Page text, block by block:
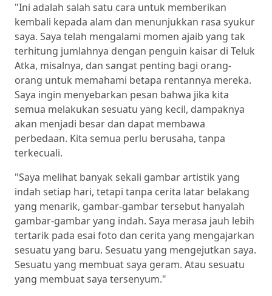
"Ini adalah salah satu cara untuk memberikan
kembali kepada alam dan menunjukkan rasa syukur
saya. Saya telah mengalami momen ajaib yang tak
terhitung jumlahnya dengan penguin kaisar di Teluk
Atka, misalnya, dan sangat penting bagi orang-
orang untuk memahami betapa rentannya mereka.
Saya ingin menyebarkan pesan bahwa jika kita
semua melakukan sesuatu yang kecil, dampaknya
akan menjadi besar dan dapat membawa
perbedaan. Kita semua perlu berusaha, tanpa
terkecuali.
"Saya melihat banyak sekali gambar artistik yang
indah setiap hari, tetapi tanpa cerita latar belakang
yang menarik, gambar-gambar tersebut hanyalah
gambar-gambar yang indah. Saya merasa jauh lebih
tertarik pada esai foto dan cerita yang mengajarkan
sesuatu yang baru. Sesuatu yang mengejutkan saya.
Sesuatu yang membuat saya geram. Atau sesuatu
yang membuat saya tersenyum."